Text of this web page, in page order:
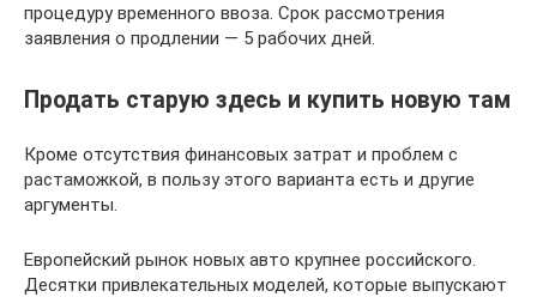
процедуру временного ввоза. Срок рассмотрения
заявления о продлении — 5 рабочих дней.
Продать старую здесь и купить новую там
Кроме отсутствия финансовых затрат и проблем с
растаможкой, в пользу этого варианта есть и другие
аргументы.
Европейский рынок новых авто крупнее российского.
Десятки привлекательных моделей, которые выпускают